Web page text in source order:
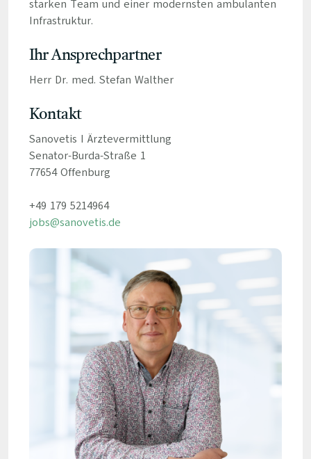
starken Team und einer modernsten ambulanten
Infrastruktur.
Ihr Ansprechpartner
Herr Dr. med. Stefan Walther
Kontakt
Sanovetis I Ärztevermittlung
Senator-Burda-Straße 1
77654 Offenburg
+49 179 5214964
jobs@sanovetis.de